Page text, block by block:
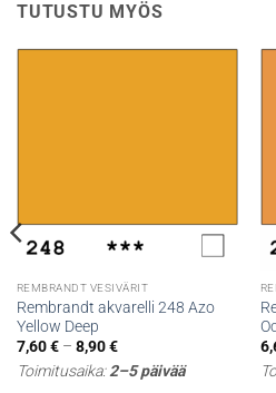
TUTUSTU MYÖS
REMBRANDT VESIVÄRIT
Rembrandt akvarelli 248 Azo
Yellow Deep
7,60€ – 8,90€Hintaluokka:
-
Toimitusaika:2–5 päivää